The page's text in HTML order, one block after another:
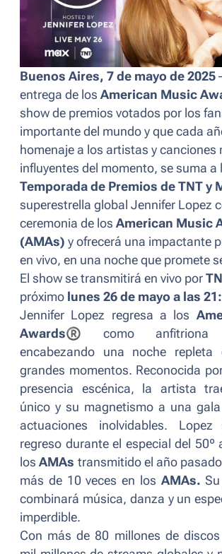
Buenos Aires, 7 de mayo de 2025
entrega de los American Music
show de premios votados por los
importante del mundo y que cada
homenaje a los artistas y canciones
influyentes del momento, se suma a
Temporada de Premios de TNT y
superestrella global Jennifer Lopez
ceremonia de los American Music
(AMAs) y ofrecerá una impactante
en vivo, en una noche que promete
El show se transmitirá en vivo por
próximo lunes 26 de mayo a las
Jennifer Lopez regresa a los
Awards®
como
encabezando una noche
grandes momentos. Reconocida
presencia escénica, la artista
único y su magnetismo a una
actuaciones inolvidables.
regreso durante el especial del 50º
losAMAs transmitido el año
más de 10 veces en los AMAs.
combinará música, danza y un
imperdible.
Con más de 80 millones de